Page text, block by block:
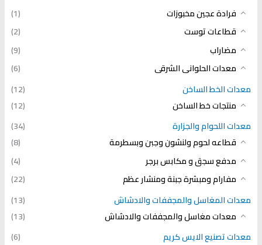
فرادة عجين مخبوزات
(1)
قطاعات توست
(2)
مضاراب
(9)
معدات الحلوانى الشرقى
(6)
معدات الخط الساخن
(12)
منتجات خط الساخن
(12)
معدات اللحوام والجزارة
(34)
قطاعه لحوم ولنشون وجبن وبسطرمة
(8)
مدفع سجق و مكابس برجر
(4)
مفارام ومبشرة جبنة ومنشار عظم
(22)
معدات المغاسل والمجففات والادشاش
(13)
معدات مغاسل والمجففات والادشاش
(13)
معدات تصنيع الايس كريم
(6)